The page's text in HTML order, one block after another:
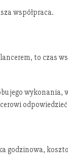
współpraca.
to czas
jego wykonania,
godzinowa,